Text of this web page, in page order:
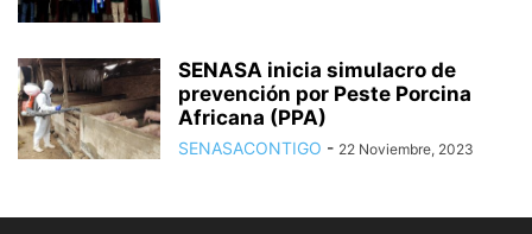
SENASA inicia simulacro de
prevención por Peste Porcina
Africana (PPA)
SENASACONTIGO - 22 Noviembre, 2023